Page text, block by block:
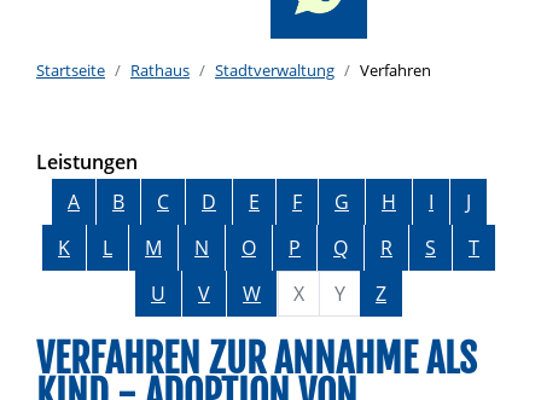
Startseite Rathaus Stadtverwaltung Verfahren
Leistungen
Alphabetisches Register überspringen
A B C D E F G H I
J
K
L M N O P Q R S
T
U
V W X Y Z
VERFAHREN ZUR ANNAHME ALS